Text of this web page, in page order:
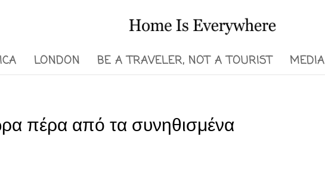
LONDON BE A TRAVELER, NOT A TOURIST MEDIA
πέρα από τα συνηθισμένα